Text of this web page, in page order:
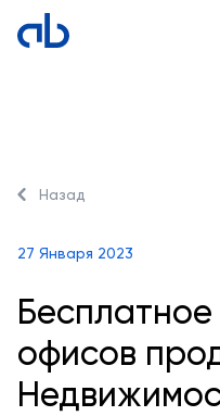
Назад
27 Января 2023
офисов